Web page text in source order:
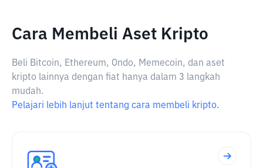
Cara Membeli Aset Kripto
Beli Bitcoin, Ethereum, Ondo, Memecoin, dan aset
kripto lainnya dengan fiat hanya dalam 3 langkah
mudah.
Pelajari lebih lanjut tentang cara membeli kripto.